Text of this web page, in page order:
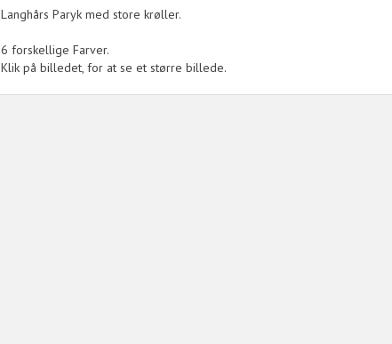
Langhårs Paryk med store krøller.
6 forskellige Farver.
Klik på billedet, for at se et større billede.